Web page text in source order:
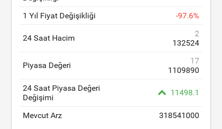
1 Yıl Fiyat Değişikliği
-97.6%
24 Saat Hacim
2
132524
Piyasa Değeri
17
1109890
24 Saat Piyasa Değeri
Değişimi
11498.1
Mevcut Arz 318541000